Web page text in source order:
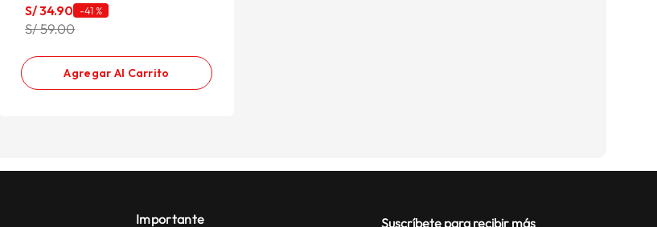
S/34.90 -41 %
S/ 59.00
Agregar Al Carrito
Importante
Suscríbete para recibir más